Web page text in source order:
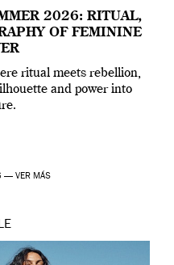
2026: RITUAL,
OF FEMININE
ritual meets rebellion,
and power into
— VER MÁS